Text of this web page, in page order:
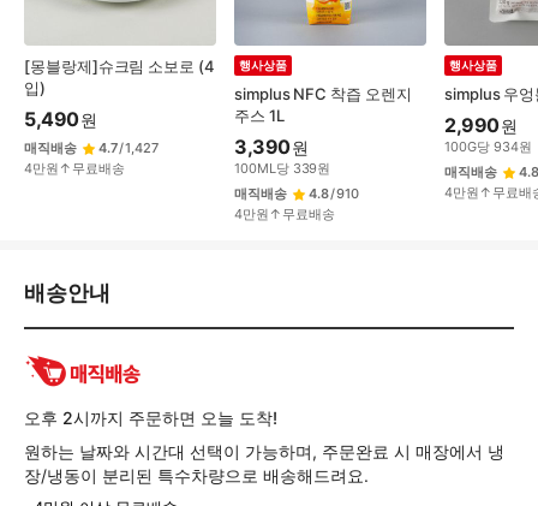
[몽블랑제]슈크림 소보로 (4
입)
5,490원
매직배송 4.7/1,427
4만원↑무료배송
simplus NFC 착즙 오렌지
주스 1L
행사상품
3,390원
100ML당 339원
매직배송
4.8/910
4만원↑무료배송
simplus 우
행사상품
2,990원
100G당 934원
매직배송
4.8
4만원↑무료배
배
환/
품
보
배송안내
오후 2시까지 주문하면 오늘 도착!
원하는 날짜와 시간대 선택이 가능하며, 주문완료 시 매장에서 냉
장/냉동이 분리된 특수차량으로 배송해드려요.